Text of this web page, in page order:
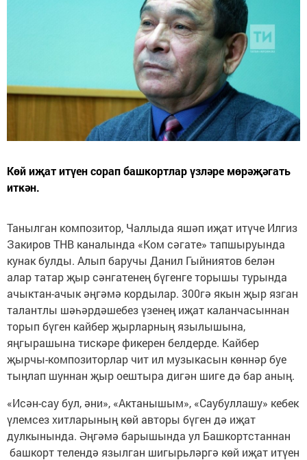
Көй иҗат итүен сорап башкортлар үзләре мөрәҗәгать
иткән.
Танылган композитор, Чаллыда яшәп иҗат итүче Илгиз
Закиров ТНВ каналында «Ком сәгате» тапшыруында
кунак булды. Алып баручы Данил Гыйниятов белән
алар татар җыр сәнгатенең бүгенге торышы турында
ачыктан-ачык әңгәмә кордылар. 300гә якын җыр язган
талантлы шәһәрдәшебез үзенең иҗат каланчасыннан
торып бүген кайбер җырларның язылышына,
яңгырашына тискәре фикерен белдерде. Кайбер
җырчы-композиторлар чит ил музыкасын көннәр буе
тыңлап шуннан җыр оештыра дигән шиге дә бар аның.
«Исән-сау бул, әни», «Актанышым», «Саубуллашу» кебек
үлемсез хитларының көй авторы бүген дә иҗат
дулкынында. Әңгәмә барышында ул Башкортстаннан
башкорт телендә язылган шигырьләргә көй иҗат итүен